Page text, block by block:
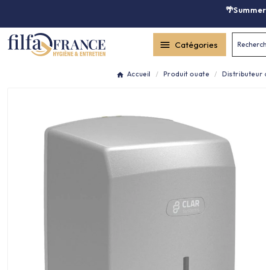
 Catégories
Entretien général
Collecte des déchets 


Accueil Produit ouate Distributeur